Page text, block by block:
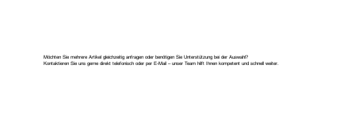
Möchten Sie mehrere Artikel gleichzeitig anfragen oder benötigen Sie Unterstützung bei der Auswahl?
Kontaktieren Sie uns gerne direkt telefonisch oder per E-Mail – unser Team hilft Ihnen kompetent und schnell weiter.